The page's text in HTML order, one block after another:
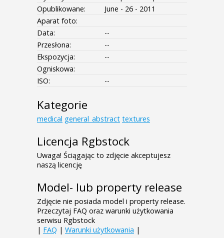
Opublikowane:
June - 26 - 2011
Aparat foto:
Data:
--
Przesłona:
--
Ekspozycja:
--
Ogniskowa:
ISO:
--
Kategorie
medical general_abstract textures
Licencja Rgbstock
Uwaga! Ściągając to zdjęcie akceptujesz
naszą licencję
Model- lub property release
Zdjęcie nie posiada model i property release.
Przeczytaj FAQ oraz warunki użytkowania
serwisu Rgbstock
| FAQ | Warunki użytkowania |